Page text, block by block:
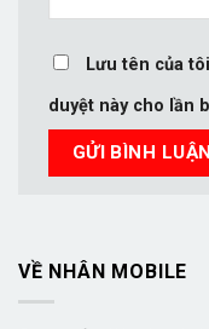
Lưu tên của
duyệt này cho lần
VỀ NHÂN MOBILE